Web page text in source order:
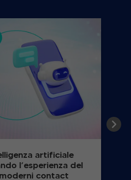
artificiale
l’esperienza del
contact